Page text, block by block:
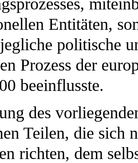
Entitäten,
politische
Prozess der
beeinflusste.
des
Teilen, die sich
richten, dem